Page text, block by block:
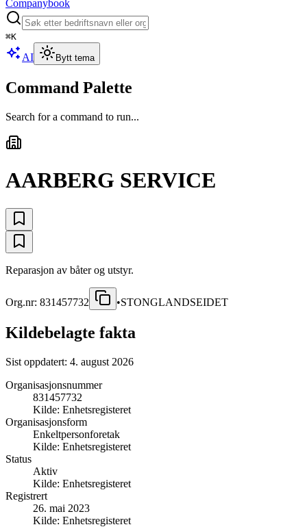
Companybook
⌘K
AI Bytt tema
Command Palette
Search for a command to run...
AARBERG SERVICE
Reparasjon av båter og utstyr.
Org.nr: 831457732 •STONGLANDSEIDET
Kildebelagte fakta
Sist oppdatert: 4. august 2026
Organisasjonsnummer
831457732
Kilde: Enhetsregisteret
Organisasjonsform
Enkeltpersonforetak
Kilde: Enhetsregisteret
Status
Aktiv
Kilde: Enhetsregisteret
Registrert
26. mai 2023
Kilde: Enhetsregisteret